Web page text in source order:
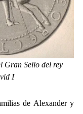
Gran Sello del rey
I
de Alexander y